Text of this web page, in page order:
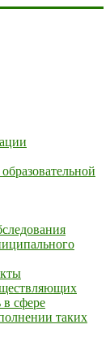
в сфере
таких